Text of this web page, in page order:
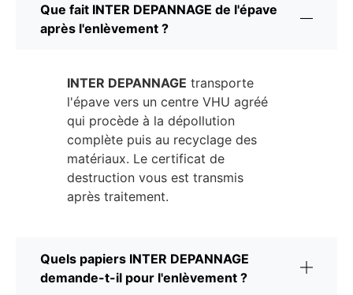
Que fait INTER DEPANNAGE de l'épave
après l'enlèvement ?
INTER DEPANNAGE transporte
l'épave vers un centre VHU agréé
qui procède à la dépollution
complète puis au recyclage des
matériaux. Le certificat de
destruction vous est transmis
après traitement.
Quels papiers INTER DEPANNAGE
demande-t-il pour l'enlèvement ?